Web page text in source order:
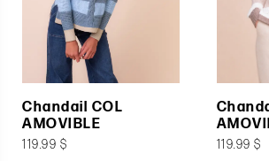
Chandail COL
AMOVIBLE
119.99 $ 119.99 $